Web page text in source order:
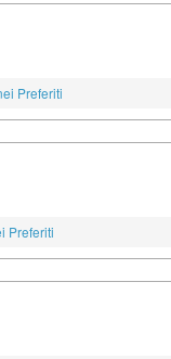
Preferiti
Preferiti